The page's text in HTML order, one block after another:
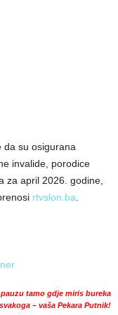
da su osigurana
invalide, porodice
za april 2026. godine,
rtvslon.ba
tamo gdje miris bureka
– vaša Pekara Putnik!